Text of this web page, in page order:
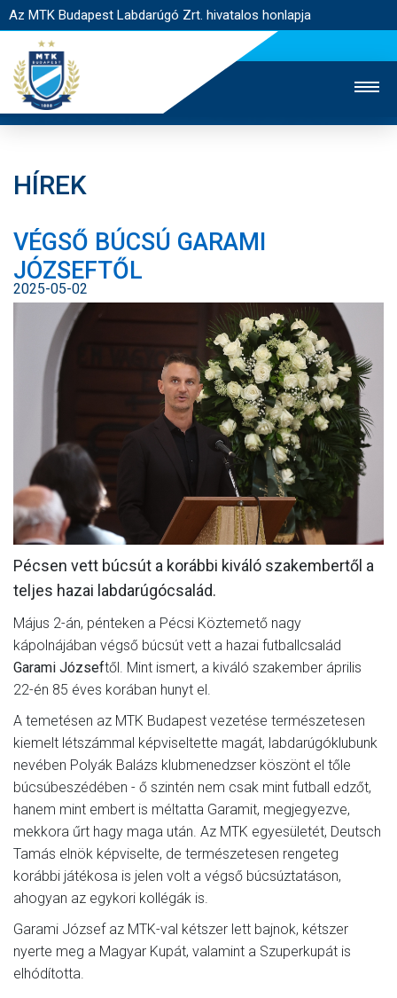
Az MTK Budapest Labdarúgó Zrt. hivatalos honlapja
JEGYÉRTÉKESÍTÉS
WEBSHOP
EGYESÜLET
NYITÓLAP
HÍREK
CSAPATOK
MÉRKŐZÉSEK
KLUB
GALÉRIA
SZURKOLÓI ÉLMÉNYEK
AKKREDITÁCIÓ
HÍREK
VÉGSŐ BÚCSÚ GARAMI
JÓZSEFTŐL
2025-05-02
Pécsen vett búcsút a korábbi kiváló szakembertől a
teljes hazai labdarúgócsalád.
Május 2-án, pénteken a Pécsi Köztemető nagy
kápolnájában végső búcsút vett a hazai futballcsalád
Garami Józseftől. Mint ismert, a kiváló szakember április
22-én 85 éves korában hunyt el.
A temetésen az MTK Budapest vezetése természetesen
kiemelt létszámmal képviseltette magát, labdarúgóklubunk
nevében Polyák Balázs klubmenedzser köszönt el tőle
búcsúbeszédében - ő szintén nem csak mint futball edzőt,
hanem mint embert is méltatta Garamit, megjegyezve,
mekkora űrt hagy maga után. Az MTK egyesületét, Deutsch
Tamás elnök képviselte, de természetesen rengeteg
korábbi játékosa is jelen volt a végső búcsúztatáson,
ahogyan az egykori kollégák is.
Garami József az MTK-val kétszer lett bajnok, kétszer
nyerte meg a Magyar Kupát, valamint a Szuperkupát is
elhódította.